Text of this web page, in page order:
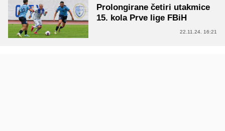
Prolongirane četiri utakmice
15. kola Prve lige FBiH
22.11.24. 16:21